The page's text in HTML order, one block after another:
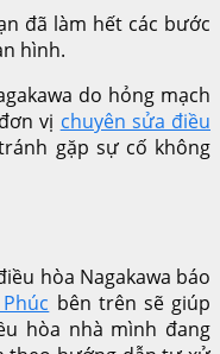
đã làm hết các bước
hình.
do hỏng mạch
vị chuyên sửa điều
gặp sự cố không
hòa Nagakawa báo
bên trên sẽ giúp
hòa nhà mình đang